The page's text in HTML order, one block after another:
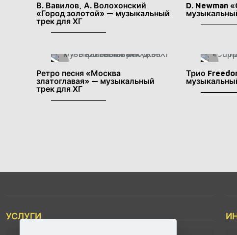
В. Вавилов, А. Волохонский
«Город золотой» — музыкальный
трек для ХГ
D. Newman
Ретро песня «Москва
златоглавая» — музыкальный
трек для ХГ
Трио
УСЛУГИ